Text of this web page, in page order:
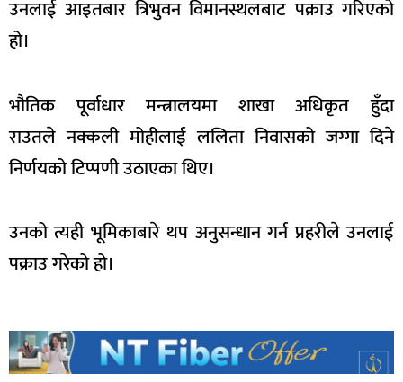
उनलाई आइतबार त्रिभुवन विमानस्थलबाट पक्राउ गरिएको
हो।
भौतिक पूर्वाधार मन्त्रालयमा शाखा अधिकृत हुँदा
राउतले नक्कली मोहीलाई ललिता निवासको जग्गा दिने
निर्णयको टिप्पणी उठाएका थिए।
उनको त्यही भूमिकाबारे थप अनुसन्धान गर्न प्रहरीले उनलाई
पक्राउ गरेको हो।